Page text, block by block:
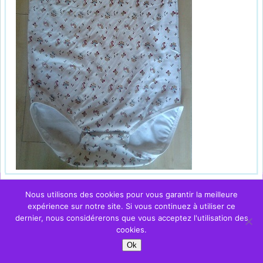
Nous utilisons des cookies pour vous garantir la meilleure
expérience sur notre site. Si vous continuez à utiliser ce
dernier, nous considérerons que vous acceptez l'utilisation des
cookies.
Ok